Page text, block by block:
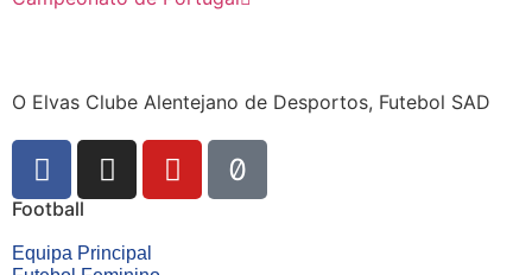
O Elvas Clube Alentejano de Desportos, Futebol SAD
Football
Equipa Principal